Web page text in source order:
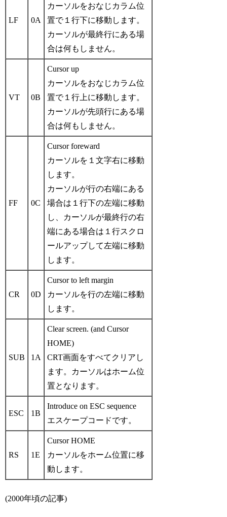
LF 0A
カーソルをおなじカラム位
置で１行下に移動します。
カーソルが最終行にある場
合は何もしません。
VT 0B
Cursor up
カーソルをおなじカラム位
置で１行上に移動します。
カーソルが先頭行にある場
合は何もしません。
FF 0C
Cursor foreward
カーソルを１文字右に移動
します。
カーソルが行の右端にある
場合は１行下の左端に移動
し、カーソルが最終行の右
端にある場合は１行スクロ
ールアップして左端に移動
します。
CR 0D
Cursor to left margin
カーソルを行の左端に移動
します。
SUB 1A
Clear screen. (and Cursor
HOME)
CRT画面をすべてクリアし
ます。カーソルはホーム位
置となります。
ESC 1B
Introduce on ESC sequence
エスケープコードです。
RS 1E
Cursor HOME
カーソルをホーム位置に移
動します。
(2000年頃の記事)